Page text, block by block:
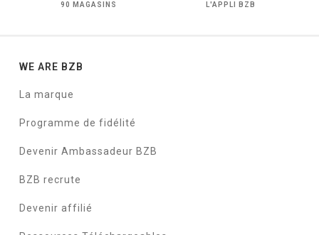
90 MAGASINS L'APPLI BZB
WE ARE BZB
La marque
Programme de fidélité
Devenir Ambassadeur BZB
BZB recrute
Devenir affilié